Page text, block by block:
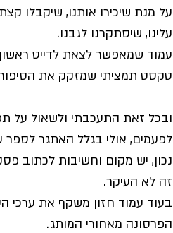
על מנת שיכירו אותנו, שיקבלו
עלינו, שיסתקרנו לגבנו.
עמוד שמאפשר לצאת לדייט
טקסט תמציתי שמזקק את
ובכל זאת התעכבתי ולשאול על
לפעמים, אולי בגלל האתגר לספר
נכון, יש מקום וחשיבות לכתוב
זה לא העיקר.
בעוד עמוד חזון משקף את ערכי
הפרסונה מאחורי המותג.